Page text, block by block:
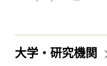
大学・研究機関